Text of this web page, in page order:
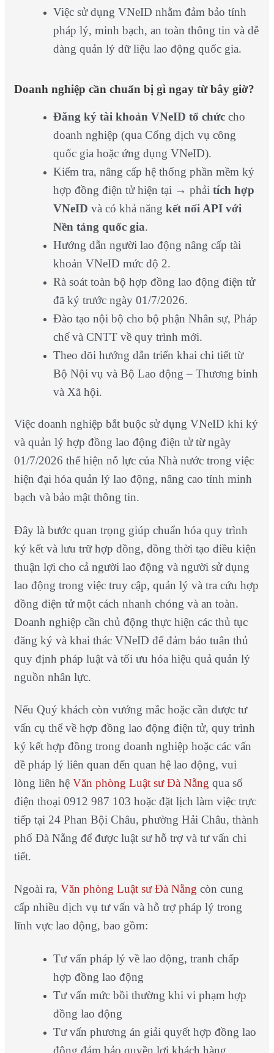
Việc sử dụng VNeID nhằm đảm bảo tính
pháp lý, minh bạch, an toàn thông tin và dễ
dàng quản lý dữ liệu lao động quốc gia.
Doanh nghiệp cần chuẩn bị gì ngay từ bây giờ?
Đăng ký tài khoản VNeID tổ chứccho
doanh nghiệp (qua Cổng dịch vụ công
quốc gia hoặc ứng dụng VNeID).
Kiểm tra, nâng cấp hệ thống phần mềm ký
hợp đồng điện tử hiện tại → phải tích hợp
VNeID và có khả năng kết nối API với
Nền tảng quốc gia.
Hướng dẫn người lao động nâng cấp tài
khoản VNeID mức độ 2.
Rà soát toàn bộ hợp đồng lao động điện tử
đã ký trước ngày 01/7/2026.
Đào tạo nội bộ cho bộ phận Nhân sự, Pháp
chế và CNTT về quy trình mới.
Theo dõi hướng dẫn triển khai chi tiết từ
Bộ Nội vụ và Bộ Lao động – Thương binh
và Xã hội.
Việc doanh nghiệp bắt buộc sử dụng VNeID khi ký
và quản lý hợp đồng lao động điện tử từ ngày
01/7/2026 thể hiện nỗ lực của Nhà nước trong việc
hiện đại hóa quản lý lao động, nâng cao tính minh
bạch và bảo mật thông tin.
Đây là bước quan trọng giúp chuẩn hóa quy trình
ký kết và lưu trữ hợp đồng, đồng thời tạo điều kiện
thuận lợi cho cả người lao động và người sử dụng
lao động trong việc truy cập, quản lý và tra cứu hợp
đồng điện tử một cách nhanh chóng và an toàn.
Doanh nghiệp cần chủ động thực hiện các thủ tục
đăng ký và khai thác VNeID để đảm bảo tuân thủ
quy định pháp luật và tối ưu hóa hiệu quả quản lý
nguồn nhân lực.
Nếu Quý khách còn vướng mắc hoặc cần được tư
vấn cụ thể về hợp đồng lao động điện tử, quy trình
ký kết hợp đồng trong doanh nghiệp hoặc các vấn
đề pháp lý liên quan đến quan hệ lao động, vui
lòng liên hệ Văn phòng Luật sư Đà Nẵng qua số
điện thoại 0912 987 103 hoặc đặt lịch làm việc trực
tiếp tại 24 Phan Bội Châu, phường Hải Châu, thành
phố Đà Nẵng để được luật sư hỗ trợ và tư vấn chi
tiết.
Ngoài ra, Văn phòng Luật sư Đà Nẵng còn cung
cấp nhiều dịch vụ tư vấn và hỗ trợ pháp lý trong
lĩnh vực lao động, bao gồm:
Tư vấn pháp lý về lao động, tranh chấp
hợp đồng lao động
Tư vấn mức bồi thường khi vi phạm hợp
đồng lao động
Tư vấn phương án giải quyết hợp đồng lao
động đảm bảo quyền lợi khách hàng.